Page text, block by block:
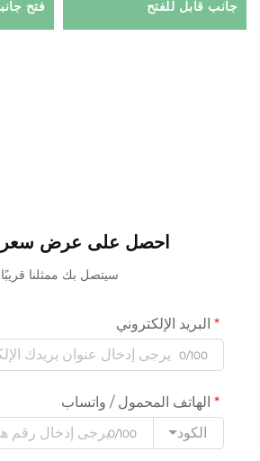
جانب قابل للفتح
فتح
احصل على عرض سعر
سيتصل بك ممثلنا قريبًا.
البريد الإلكتروني
0/100
الهاتف المحمول / واتساب
الكود
0/100